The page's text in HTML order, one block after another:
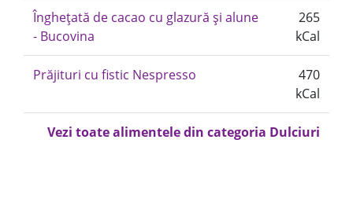
Înghețată de cacao cu glazură și alune
- Bucovina
265
kCal
Prăjituri cu fistic Nespresso
470
kCal
Vezi toate alimentele din categoria Dulciuri